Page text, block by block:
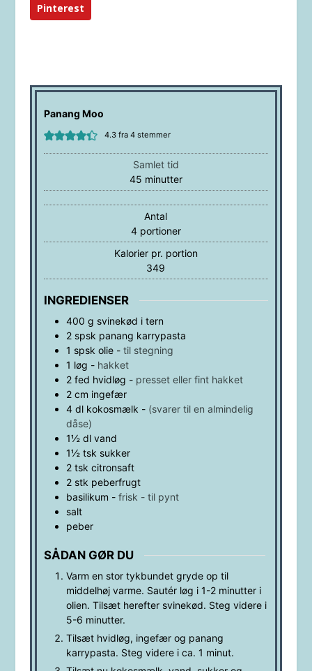
Pinterest
Panang Moo
4.3fra 4stemmer
Samlet tid
45minutter
minutter
Antal
4 portioner
Kalorier pr. portion
349
INGREDIENSER
400 g svinekød i tern
2 spsk panang karrypasta
1 spsk olie- til stegning
1 løg - hakket
2 fed hvidløg - presset eller fint hakket
2 cm ingefær
4 dl kokosmælk - (svarer til en almindelig
dåse)
1½ dl vand
1½ tsk sukker
2 tsk citronsaft
2 stk peberfrugt
basilikum - frisk - til pynt
salt
peber
SÅDAN GØR DU
Varm en stor tykbundet gryde op til
middelhøj varme. Sautér løg i 1-2 minutter i
olien. Tilsæt herefter svinekød. Steg videre i
5-6 minutter.
Tilsæt hvidløg, ingefær og panang
karrypasta. Steg videre i ca. 1 minut.